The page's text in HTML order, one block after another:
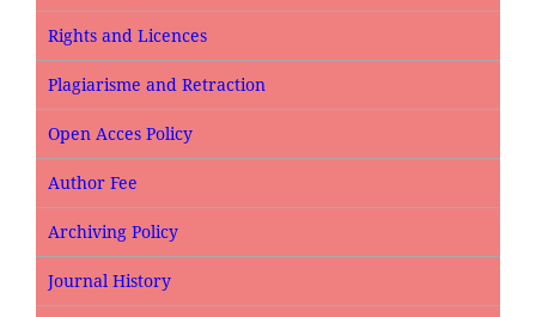
Rights and Licences
Plagiarisme and Retraction
Open Acces Policy
Author Fee
Archiving Policy
Journal History